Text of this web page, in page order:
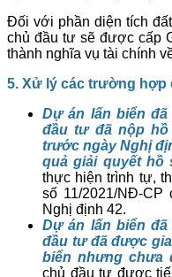
Đối với phần diện tích
chủ đầu tư sẽ được cấp
thành nghĩa vụ tài chính
5. Xử lý các trường hợp
Dự án lấn biển
đầu tư đã nộp
trước ngày Nghị
quả giải quyết hồ
thực hiện trình tự,
số 11/2021/NĐ-
Nghị định 42.
Dự án lấn biển
đầu tư đã được
biển nhưng chưa
chủ đầu tư được